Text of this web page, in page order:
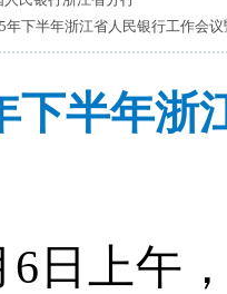
年下半年浙江省人民银行工作会
下半年浙
6日上午